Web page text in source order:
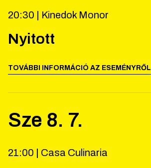
20:30 | Kinedok Monor
Nyitott
TOVÁBBI INFORMÁCIÓ AZ ESEMÉNYRŐL
Sze 8. 7.
21:00 | Casa Culinaria